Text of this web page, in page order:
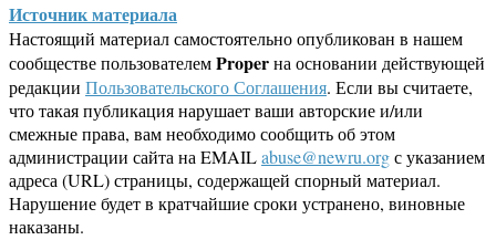
Источник материала
Настоящий материал самостоятельно опубликован в нашем
сообществе пользователемProperна основании действующей
редакции Пользовательского Соглашения. Если вы считаете,
что такая публикация нарушает ваши авторские и/или
смежные права, вам необходимо сообщить об этом
администрации сайта на EMAILabuse@newru.orgс указанием
адреса (URL) страницы, содержащей спорный материал.
Нарушение будет в кратчайшие сроки устранено, виновные
наказаны.